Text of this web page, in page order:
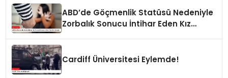
ABD’de Göçmenlik Statüsü Nedeniyle
Zorbalık Sonucu İntihar Eden Kız
Cardiff Üniversitesi Eylemde!